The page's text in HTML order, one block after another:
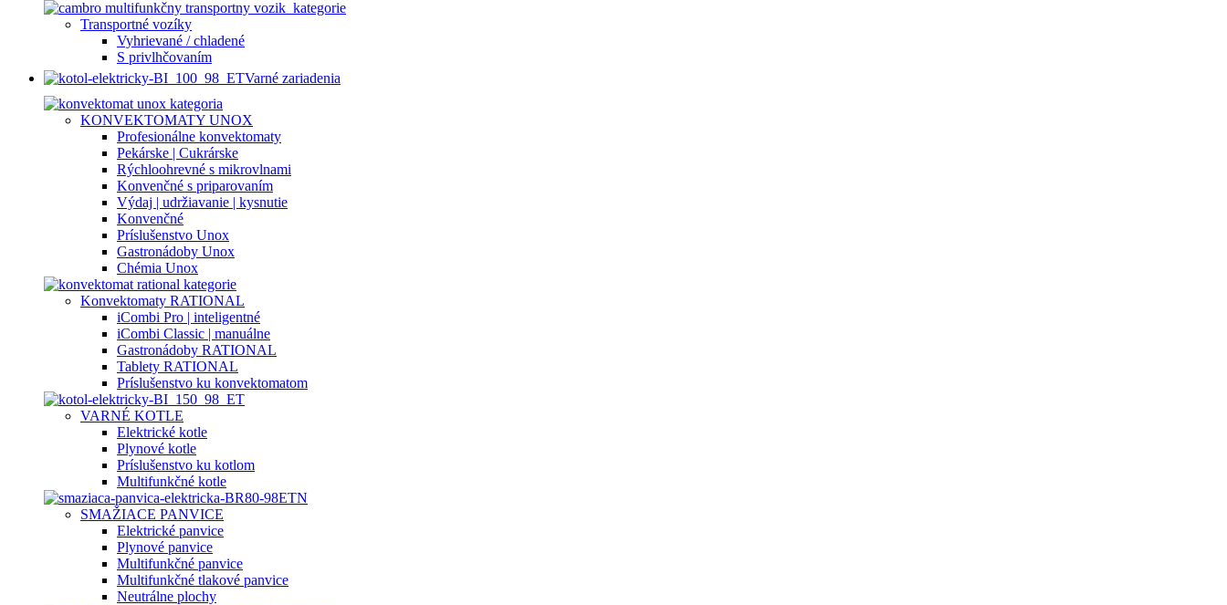
Transportné vozíky
Vyhrievané / chladené
S privlhčovaním
Varné zariadenia
KONVEKTOMATY UNOX
Profesionálne konvektomaty
Pekárske | Cukrárske
Rýchloohrevné s mikrovlnami
Konvenčné s priparovaním
Výdaj | udržiavanie | kysnutie
Konvenčné
Príslušenstvo Unox
Gastronádoby Unox
Chémia Unox
Konvektomaty RATIONAL
iCombi Pro | inteligentné
iCombi Classic | manuálne
Gastronádoby RATIONAL
Tablety RATIONAL
Príslušenstvo ku konvektomatom
VARNÉ KOTLE
Elektrické kotle
Plynové kotle
Príslušenstvo ku kotlom
Multifunkčné kotle
SMAŽIACE PANVICE
Elektrické panvice
Plynové panvice
Multifunkčné panvice
Multifunkčné tlakové panvice
Neutrálne plochy